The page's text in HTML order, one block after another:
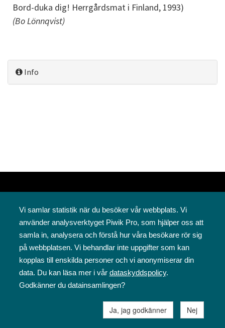
Bord-duka dig! Herrgårdsmat i Finland, 1993)
(Bo Lönnqvist)
Info
Svenska folkskolans vänner rf
Annegatan 12
00120 Helsingfors
09 6844 570
sfv@sfv.fi
Vi samlar statistik när du besöker vår webbplats. Vi
använder analysverktyget Piwik Pro, som hjälper oss att
samla in, analysera och förstå hur våra besökare rör sig
på webbplatsen. Vi behandlar inte uppgifter som kan
kopplas till enskilda personer och vi anonymiserar din
data. Du kan läsa mer i vår dataskyddspolicy.
Godkänner du datainsamlingen?
Ja, jag godkänner Nej